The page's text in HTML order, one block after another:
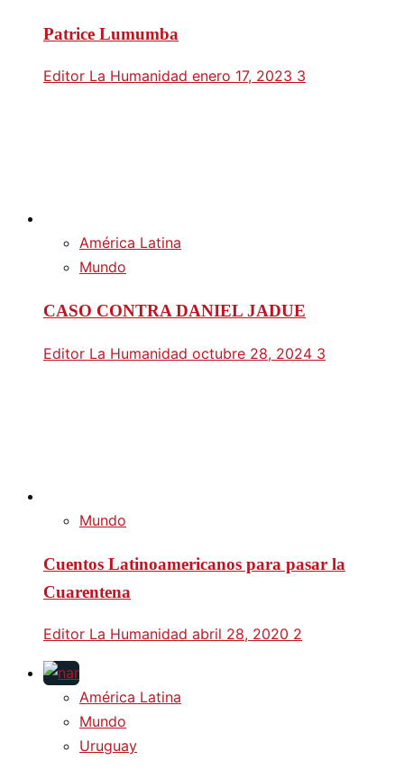
Patrice Lumumba
Editor La Humanidad enero 17, 2023 3
América Latina
Mundo
CASO CONTRA DANIEL JADUE
Editor La Humanidad octubre 28, 2024 3
Mundo
Cuentos Latinoamericanos para pasar la
Cuarentena
Editor La Humanidad abril 28, 2020 2
América Latina
Mundo
Uruguay